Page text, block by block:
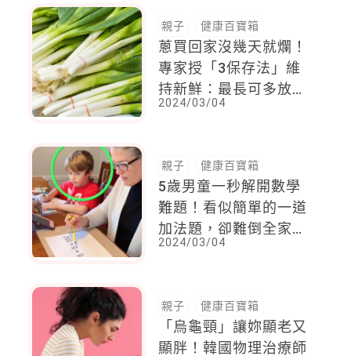
親子 健康百寶箱
蔥買回家沒幾天就爛！
專家授「3保存法」維
持新鮮：最長可多放30
天 ，要用時也超方便
2024/03/04
親子 健康百寶箱
5歲男童一秒解開數學
難題！看似簡單的一道
加法題，卻難倒全家
人，他在旁邊終於看不
2024/03/04
親子 健康百寶箱
「烏龜頸」讓妳顯老又
顯胖！韓國物理治療師